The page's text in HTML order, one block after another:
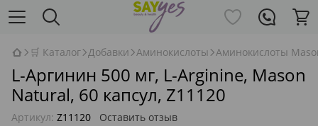
🛒 Каталог Добавки Аминокислоты Аминокислоты
L-Аргинин 500 мг, L-Arginine, Mason
Natural, 60 капсул, Z11120
Артикул: Z11120 Оставить отзыв